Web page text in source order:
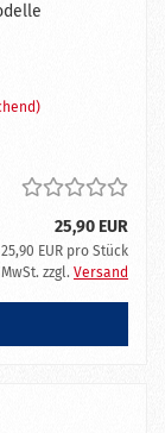
25,90 EUR
25,90 EUR pro Stück
zzgl. Versand